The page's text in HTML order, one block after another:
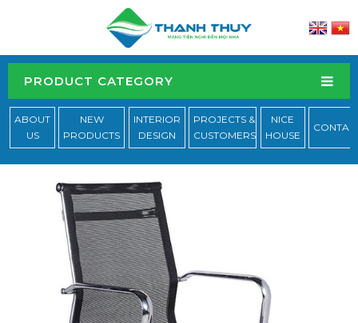
PRODUCT CATEGORY
ABOUT
US
NEW
PRODUCTS
INTERIOR
DESIGN
PROJECTS &
CUSTOMERS
NICE
HOUSE